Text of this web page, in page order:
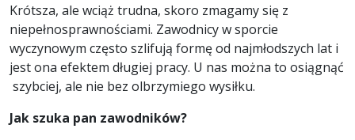
Krótsza, ale wciąż trudna, skoro zmagamy się z
niepełnosprawnościami. Zawodnicy w sporcie
wyczynowym często szlifują formę od najmłodszych lat i
jest ona efektem długiej pracy. U nas można to osiągnąć
szybciej, ale nie bez olbrzymiego wysiłku.
Jak szuka pan zawodników?